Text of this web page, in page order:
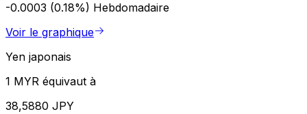
-0.0003 (0.18%) Hebdomadaire
Voir le graphique
Yen japonais
1 MYR équivaut à
38,5880 JPY